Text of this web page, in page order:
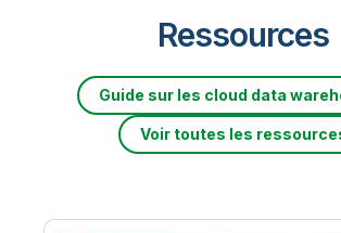
Ressources
Guide sur les cloud data
Voir toutes les